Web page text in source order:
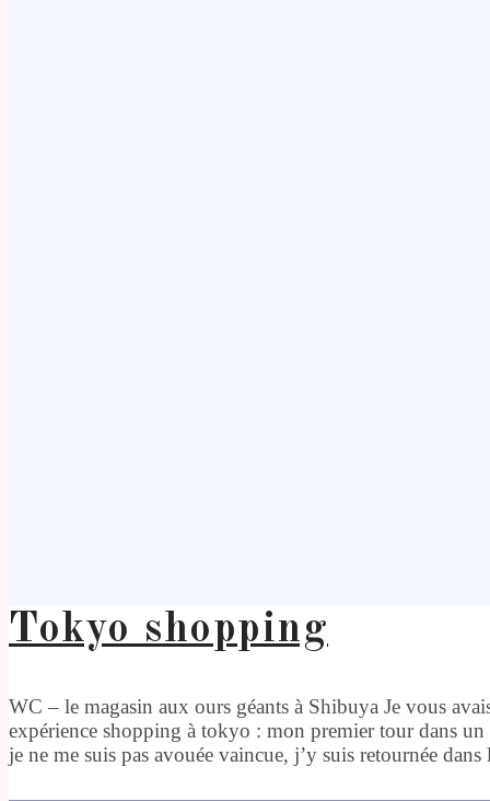
Tokyo shopping
WC – le magasin aux ours géants à Shibuya Je vous
expérience shopping à tokyo : mon premier tour dans
je ne me suis pas avouée vaincue, j’y suis retournée dans